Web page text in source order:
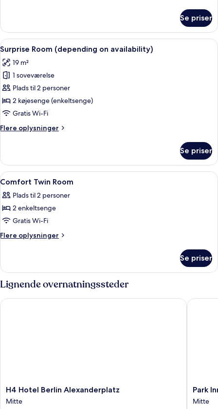
Quadruple
Room
Se priser
Indlæs
alle
billeder
af
Surprise
Room
(depending
availability)
Et moderne hotelværelse med en
7
Surprise Room (depending on availability)
19 m²
1 soveværelse
Plads til 2 personer
2 køjesenge (enkeltsenge)
Gratis Wi-Fi
Flere oplysninger
Flere
Room
(depending
on
Se priser
Indlæs
alle
billeder
af
Comfort
Twin
Et hotelværelse med en blå
4
Comfort Twin Room
Plads til 2 personer
2 enkeltsenge
Gratis Wi-Fi
Flere oplysninger
Flere
Twin
Room
Se priser
Lignende overnatningssteder
H4
Hotel
Berlin
H4 Hotel Berlin Alexanderplatz
Mitte
H4 Hotel Berlin Alexanderplatz
Park
Inn
by
Park
Mitte
Park